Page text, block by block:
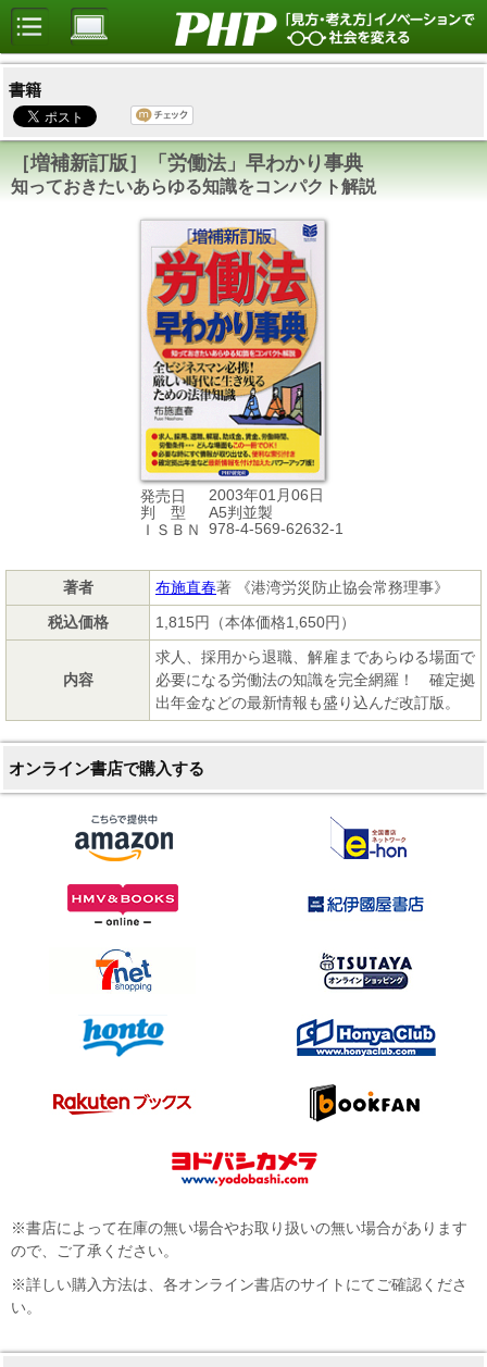
書籍
［増補新訂版］「労働法」早わかり事典
知っておきたいあらゆる知識をコンパクト解説
発売日
2003年01月06日
判 型
A5判並製
ＩＳＢＮ
978-4-569-62632-1
著者 布施直春著 《港湾労災防止協会常務理事》
税込価格
1,815円（本体価格1,650円）
内容
求人、採用から退職、解雇まであらゆる場面で
必要になる労働法の知識を完全網羅！ 確定拠
出年金などの最新情報も盛り込んだ改訂版。
オンライン書店で購入する
※書店によって在庫の無い場合やお取り扱いの無い場合があります
ので、ご了承ください。
※詳しい購入方法は、各オンライン書店のサイトにてご確認くださ
い。